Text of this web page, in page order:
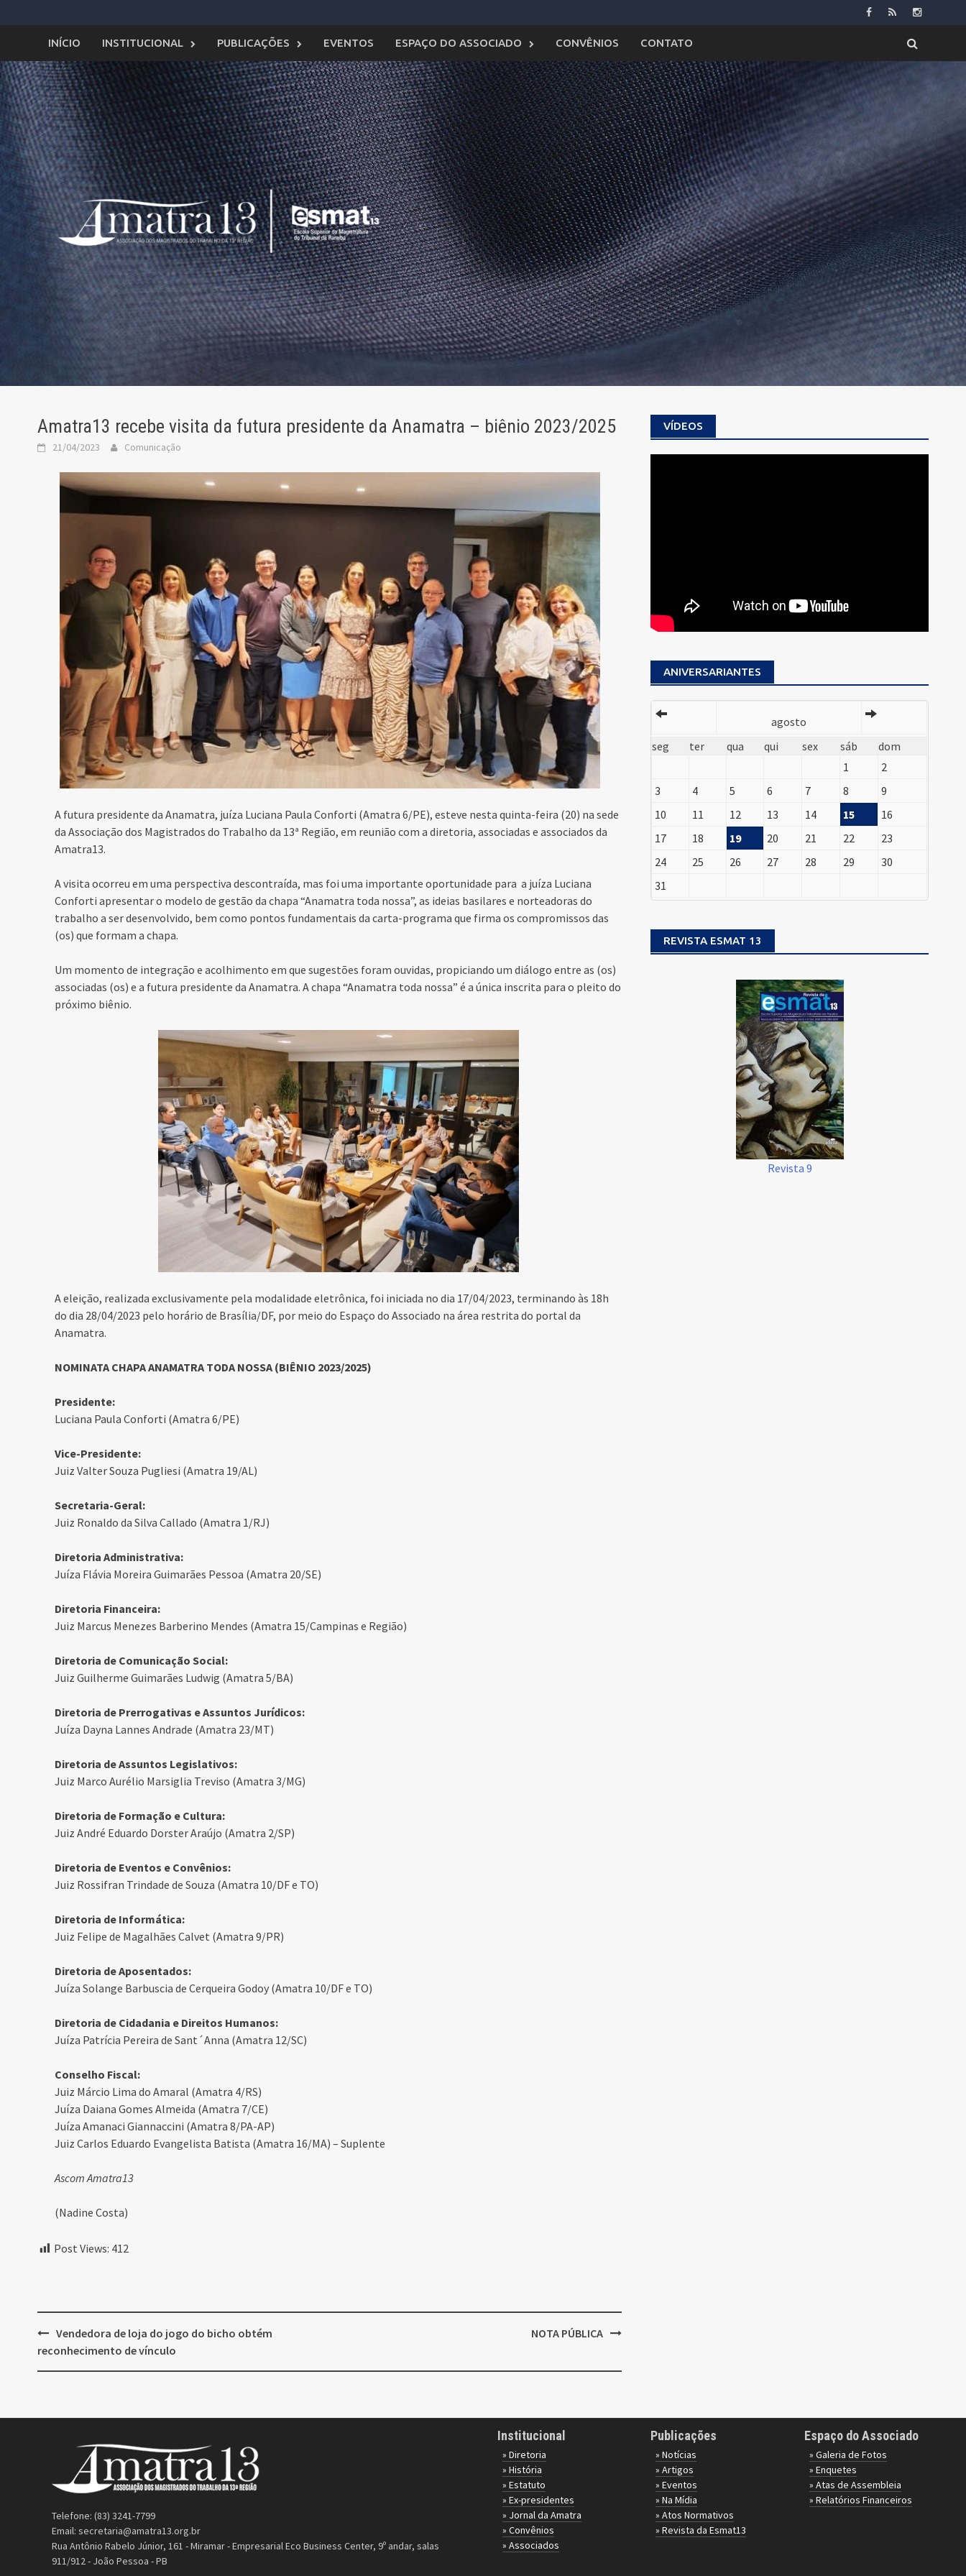
to
INÍCIO INSTITUCIONAL PUBLICAÇÕES EVENTOS ESPAÇO DO ASSOCIADO CONVÊNIOS CONTATO
Amatra13 recebe visita da futura presidente da Anamatra – biênio 2023/2025
21/04/2023 Comunicação
A futura presidente da Anamatra, juíza Luciana Paula Conforti (Amatra 6/PE), esteve nesta quinta-feira (20) na sede
da Associação dos Magistrados do Trabalho da 13ª Região, em reunião com a diretoria, associadas e associados da
Amatra13.
A visita ocorreu em uma perspectiva descontraída, mas foi uma importante oportunidade para a juíza Luciana
Conforti apresentar o modelo de gestão da chapa “Anamatra toda nossa”, as ideias basilares e norteadoras do
trabalho a ser desenvolvido, bem como pontos fundamentais da carta-programa que firma os compromissos das
(os) que formam a chapa.
Um momento de integração e acolhimento em que sugestões foram ouvidas, propiciando um diálogo entre as (os)
associadas (os) e a futura presidente da Anamatra. A chapa “Anamatra toda nossa” é a única inscrita para o pleito do
próximo biênio.
A eleição, realizada exclusivamente pela modalidade eletrônica, foi iniciada no dia 17/04/2023, terminando às 18h
do dia 28/04/2023 pelo horário de Brasília/DF, por meio do Espaço do Associado na área restrita do portal da
Anamatra.
NOMINATA CHAPA ANAMATRA TODA NOSSA (BIÊNIO 2023/2025)
Presidente:
Luciana Paula Conforti (Amatra 6/PE)
Vice-Presidente:
Juiz Valter Souza Pugliesi (Amatra 19/AL)
Secretaria-Geral:
Juiz Ronaldo da Silva Callado (Amatra 1/RJ)
Diretoria Administrativa:
Juíza Flávia Moreira Guimarães Pessoa (Amatra 20/SE)
Diretoria Financeira:
Juiz Marcus Menezes Barberino Mendes (Amatra 15/Campinas e Região)
Diretoria de Comunicação Social:
Juiz Guilherme Guimarães Ludwig (Amatra 5/BA)
Diretoria de Prerrogativas e Assuntos Jurídicos:
Juíza Dayna Lannes Andrade (Amatra 23/MT)
Diretoria de Assuntos Legislativos:
Juiz Marco Aurélio Marsiglia Treviso (Amatra 3/MG)
Diretoria de Formação e Cultura:
Juiz André Eduardo Dorster Araújo (Amatra 2/SP)
Diretoria de Eventos e Convênios:
Juiz Rossifran Trindade de Souza (Amatra 10/DF e TO)
Diretoria de Informática:
Juiz Felipe de Magalhães Calvet (Amatra 9/PR)
Diretoria de Aposentados:
Juíza Solange Barbuscia de Cerqueira Godoy (Amatra 10/DF e TO)
Diretoria de Cidadania e Direitos Humanos:
Juíza Patrícia Pereira de Sant´Anna (Amatra 12/SC)
Conselho Fiscal:
Juiz Márcio Lima do Amaral (Amatra 4/RS)
Juíza Daiana Gomes Almeida (Amatra 7/CE)
Juíza Amanaci Giannaccini (Amatra 8/PA-AP)
Juiz Carlos Eduardo Evangelista Batista (Amatra 16/MA) – Suplente
Ascom Amatra13
(Nadine Costa)
Post Views: 412
Post
navigation
Vendedora de loja do jogo do bicho obtém
reconhecimento de vínculo
NOTA PÚBLICA
VÍDEOS
ANIVERSARIANTES
agosto
seg
ter qua qui sex sáb
dom
1
2
3
4 5 6 7 8
9
10
11 12 13 14 15
16
17
18 19 20 21 22
23
24
25 26 27 28 29
30
31
REVISTA ESMAT 13
Revista 9
Telefone: (83) 3241-7799
Email: secretaria@amatra13.org.br
Rua Antônio Rabelo Júnior, 161 - Miramar - Empresarial Eco Business Center, 9º andar, salas
911/912 - João Pessoa - PB
Institucional
» Diretoria
» História
» Estatuto
» Ex-presidentes
» Jornal da Amatra
» Convênios
» Associados
Publicações
» Notícias
» Artigos
» Eventos
» Na Mídia
» Atos Normativos
» Revista da Esmat13
Espaço do Associado
» Galeria de Fotos
» Enquetes
» Atas de Assembleia
» Relatórios Financeiros